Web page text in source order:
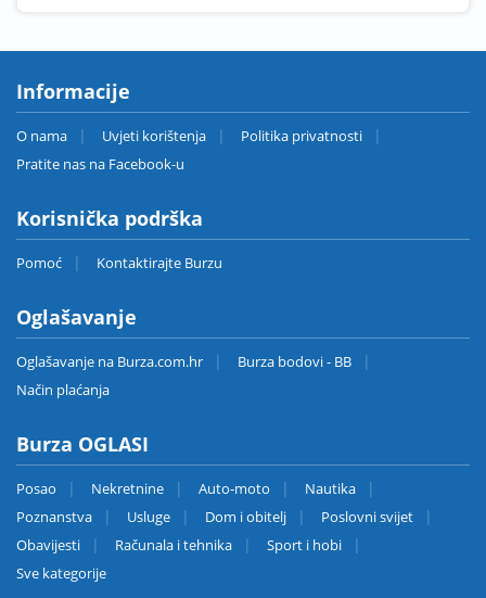
Informacije
O nama Uvjeti korištenja
Politika privatnosti
Pratite nas na Facebook-u
Korisnička podrška
Pomoć Kontaktirajte Burzu
Oglašavanje
Oglašavanje na Burza.com.hr
Burza bodovi - BB
Način plaćanja
Burza OGLASI
Posao Nekretnine Auto-moto
Nautika
Poznanstva
Usluge Dom i obitelj
Poslovni svijet
Obavijesti
Računala i tehnika
Sport i hobi
Sve kategorije